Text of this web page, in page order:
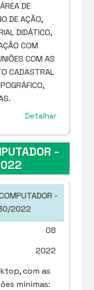
DE
DE AÇÃO,
DIDÁTICO,
COM
COM AS
CADASTRAL
Detalhar
-
-
2022
08
2022
com as
mínimas: